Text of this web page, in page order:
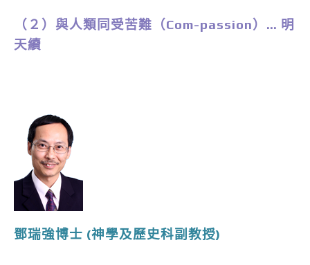
（２）與人類同受苦難（Com-passion）… 明
天續
鄧瑞強博士 (神學及歷史科副教授)